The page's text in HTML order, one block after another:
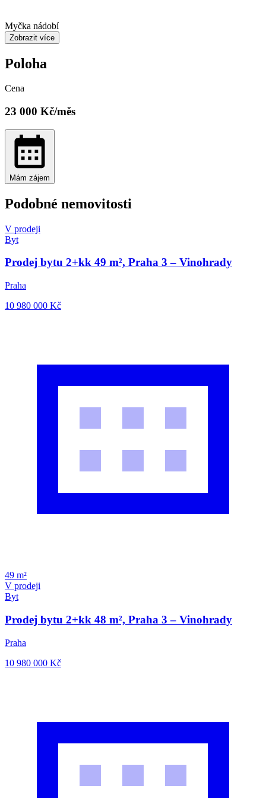
Myčka nádobí
Zobrazit více
Poloha
Cena
23 000 Kč/měs
Mám zájem
Podobné nemovitosti
V prodeji
Byt
Prodej bytu 2+kk 49 m², Praha 3 – Vinohrady
Praha
10 980 000 Kč
49 m²
V prodeji
Byt
Prodej bytu 2+kk 48 m², Praha 3 – Vinohrady
Praha
10 980 000 Kč